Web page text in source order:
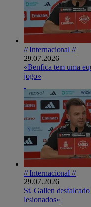
// Internacional //
29.07.2026
«Benfica tem uma
jogo»
// Internacional //
29.07.2026
St. Gallen
lesionados»